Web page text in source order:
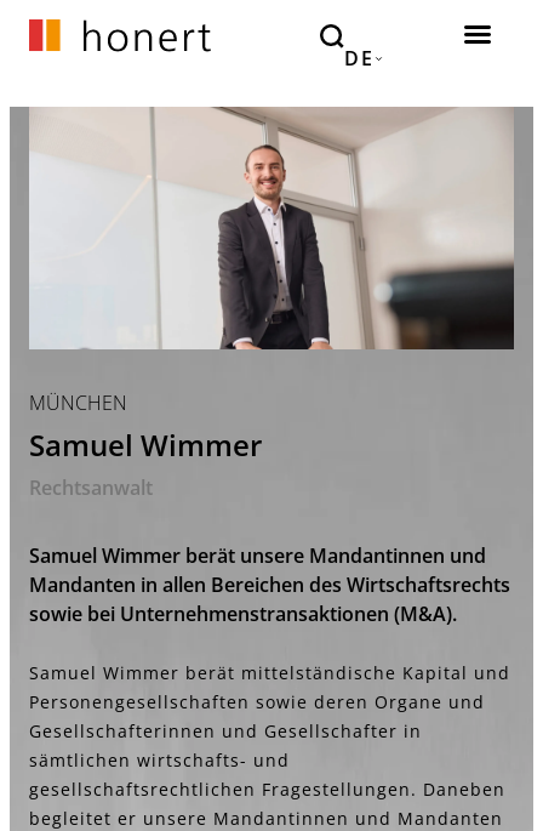
DE
MÜNCHEN
Samuel Wimmer
Rechtsanwalt
Samuel Wimmer berät unsere Mandantinnen und
Mandanten in allen Bereichen des Wirtschaftsrechts
sowie bei Unternehmenstransaktionen (M&A).
Samuel Wimmer berät mittelständische Kapital und
Personengesellschaften sowie deren Organe und
Gesellschafterinnen und Gesellschafter in
sämtlichen wirtschafts- und
gesellschaftsrechtlichen Fragestellungen. Daneben
begleitet er unsere Mandantinnen und Mandanten